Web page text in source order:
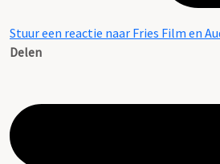
Stuur een reactie naar Fries Film en
Delen